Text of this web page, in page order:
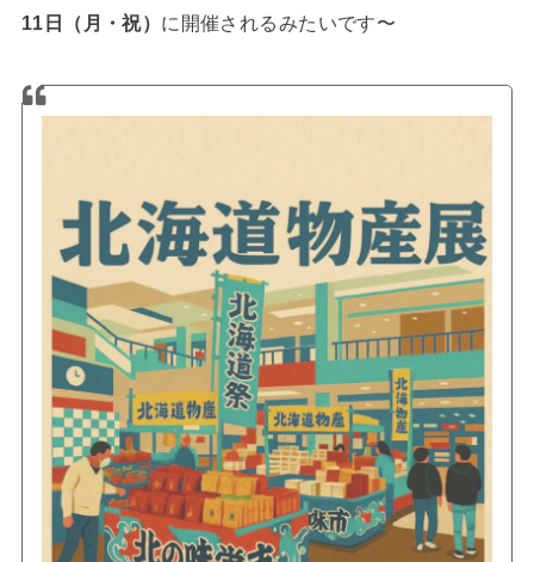
11日（月・祝） に開催されるみたいです〜